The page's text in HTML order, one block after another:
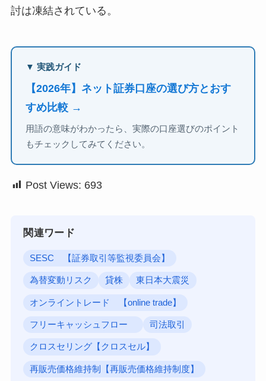
討は凍結されている。
▼ 実践ガイド
【2026年】ネット証券口座の選び方とおす
すめ比較 →
用語の意味がわかったら、実際の口座選びのポイント
もチェックしてみてください。
Post Views: 693
関連ワード
SESC 【証券取引等監視委員会】
為替変動リスク 貸株 東日本大震災
オンライントレード 【online trade】
フリーキャッシュフロー 司法取引
クロスセリング【クロスセル】
再販売価格維持制【再販売価格維持制度】